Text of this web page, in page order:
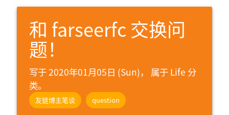
和 farseerfc 交换问
题！
写于 2020年01月05日 (Sun)， 属于 Life 分
类。
友链博主笔谈 question